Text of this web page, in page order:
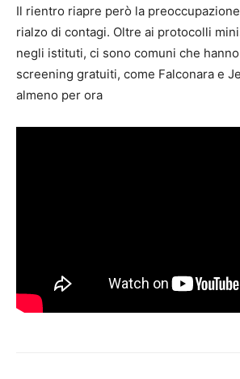
Il rientro riapre però la
rialzo di contagi. Oltre ai protocolli
negli istituti, ci sono comuni che
screening gratuiti, come Falconara e
almeno per ora